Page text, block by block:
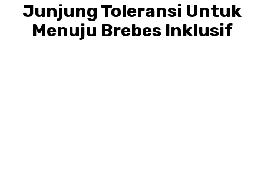
Junjung Toleransi Untuk
Menuju Brebes Inklusif